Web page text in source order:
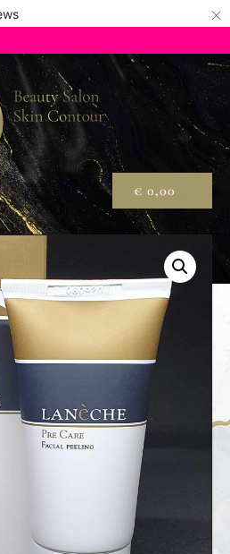
×
€ 0,00